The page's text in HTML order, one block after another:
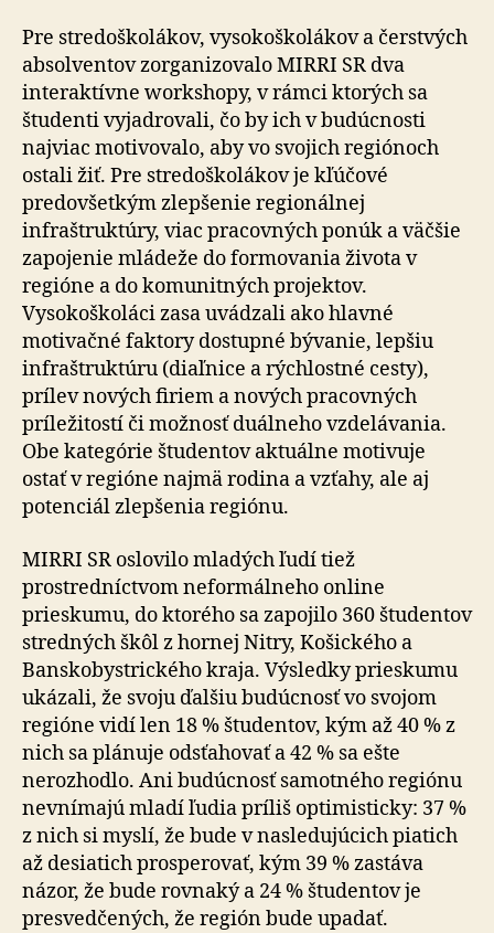
Pre stredoškolákov, vysokoškolákov a čerstvých
absolventov zorganizovalo MIRRI SR dva
interaktívne workshopy, v rámci ktorých sa
študenti vyjadrovali, čo by ich v budúcnosti
najviac motivovalo, aby vo svojich regiónoch
ostali žiť. Pre stredoškolákov je kľúčové
predovšetkým zlepšenie regionálnej
infraštruktúry, viac pracovných ponúk a väčšie
zapojenie mládeže do formovania života v
regióne a do komunitných projektov.
Vysokoškoláci zasa uvádzali ako hlavné
motivačné faktory dostupné bývanie, lepšiu
infraštruktúru (diaľnice a rýchlostné cesty),
prílev nových firiem a nových pracovných
príležitostí či možnosť duálneho vzdelávania.
Obe kategórie študentov aktuálne motivuje
ostať v regióne najmä rodina a vzťahy, ale aj
potenciál zlepšenia regiónu.
MIRRI SR oslovilo mladých ľudí tiež
prostredníctvom neformálneho online
prieskumu, do ktorého sa zapojilo 360 študentov
stredných škôl z hornej Nitry, Košického a
Banskobystrického kraja. Výsledky prieskumu
ukázali, že svoju ďalšiu budúcnosť vo svojom
regióne vidí len 18 % študentov, kým až 40 % z
nich sa plánuje odsťahovať a 42 % sa ešte
nerozhodlo. Ani budúcnosť samotného regiónu
nevnímajú mladí ľudia príliš optimisticky: 37 %
z nich si myslí, že bude v nasledujúcich piatich
až desiatich prosperovať, kým 39 % zastáva
názor, že bude rovnaký a 24 % študentov je
presvedčených, že región bude upadať.